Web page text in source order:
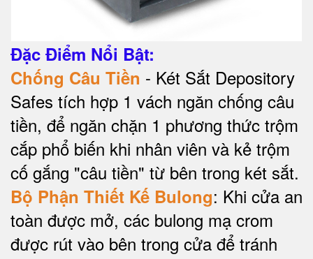
Đặc Điểm Nổi Bật:
Chống Câu Tiền - Két Sắt Depository
Safes tích hợp 1 vách ngăn chống câu
tiền, để ngăn chặn 1 phương thức trộm
cắp phổ biến khi nhân viên và kẻ trộm
cố gắng "câu tiền" từ bên trong két sắt.
Bộ Phận Thiết Kế Bulong: Khi cửa an
toàn được mở, các bulong mạ crom
được rút vào bên trong cửa để tránh